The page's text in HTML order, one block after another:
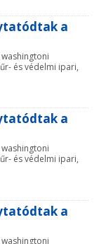
a
és védelmi ipari,
a
és védelmi ipari,
a